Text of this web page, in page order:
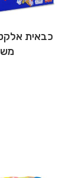
כבאית